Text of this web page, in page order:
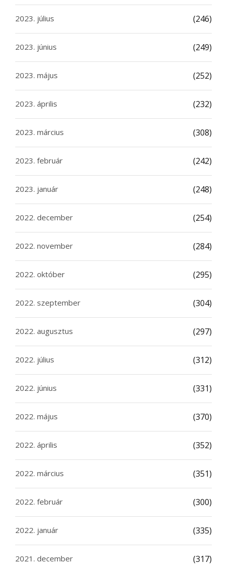
2023. július (246)
2023. június (249)
2023. május (252)
2023. április (232)
2023. március (308)
2023. február (242)
2023. január (248)
2022. december (254)
2022. november (284)
2022. október (295)
2022. szeptember (304)
2022. augusztus (297)
2022. július (312)
2022. június (331)
2022. május (370)
2022. április (352)
2022. március (351)
2022. február (300)
2022. január (335)
2021. december (317)